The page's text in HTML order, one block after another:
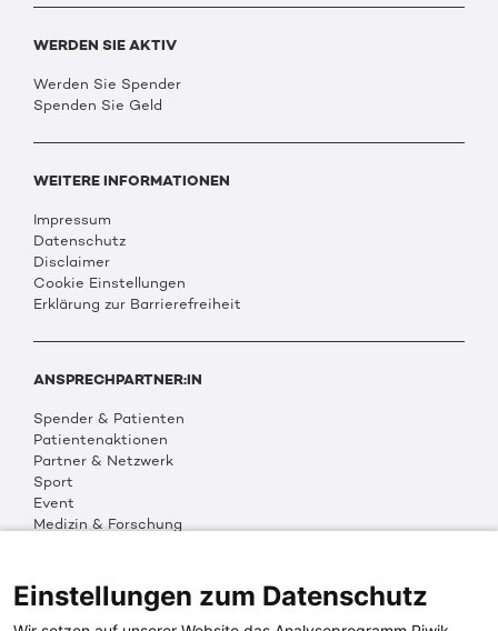
WERDEN SIE AKTIV
Werden Sie Spender
Spenden Sie Geld
WEITERE INFORMATIONEN
Impressum
Datenschutz
Disclaimer
Cookie Einstellungen
Erklärung zur Barrierefreiheit
ANSPRECHPARTNER:IN
Spender & Patienten
Patientenaktionen
Partner & Netzwerk
Sport
Event
Medizin & Forschung
Multimedia
Social Media
Einstellungen zum Datenschutz